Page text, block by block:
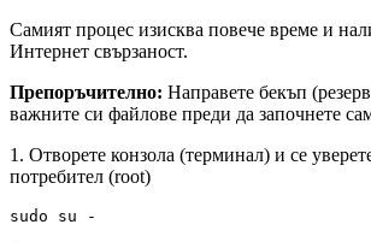
Самият процес изисква повече време и
Интернет свързаност.
Препоръчително: Направете бекъп
важните си файлове преди да започнете
1. Отворете конзола (терминал) и се
потребител (root)
sudo su -